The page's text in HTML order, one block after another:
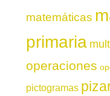
matemáticas
primaria
operaciones
pictogramas